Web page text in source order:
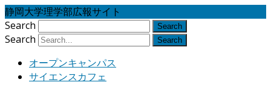
静岡大学理学部広報サイト
Search
Search
オープンキャンパス
サイエンスカフェ